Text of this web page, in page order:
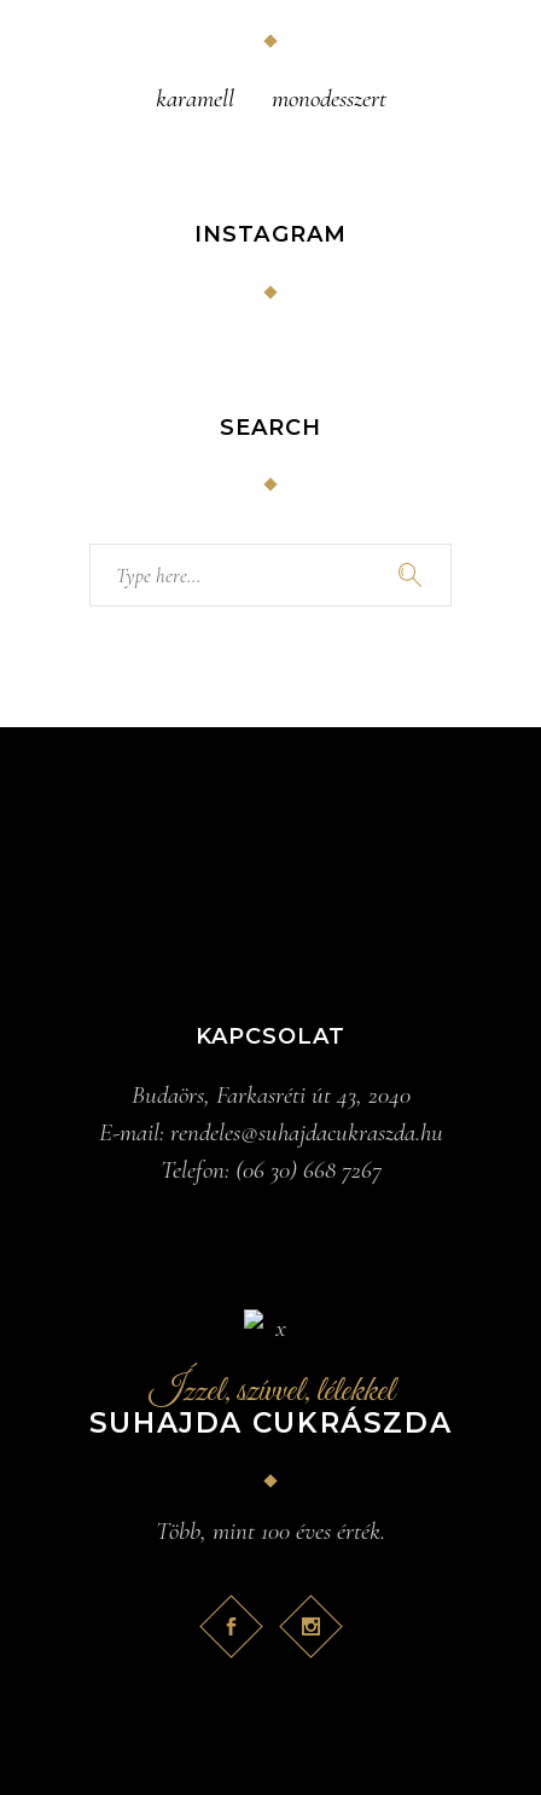
karamell monodesszert
INSTAGRAM
SEARCH
for:
KAPCSOLAT
Budaörs, Farkasréti út 43, 2040
E-mail: rendeles@suhajdacukraszda.hu
Telefon: (06 30) 668 7267
Ízzel, szívvel, lélekkel
SUHAJDA CUKRÁSZDA
Több, mint 100 éves érték.